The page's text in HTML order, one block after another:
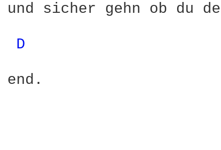
und sicher gehn ob du
D
end.